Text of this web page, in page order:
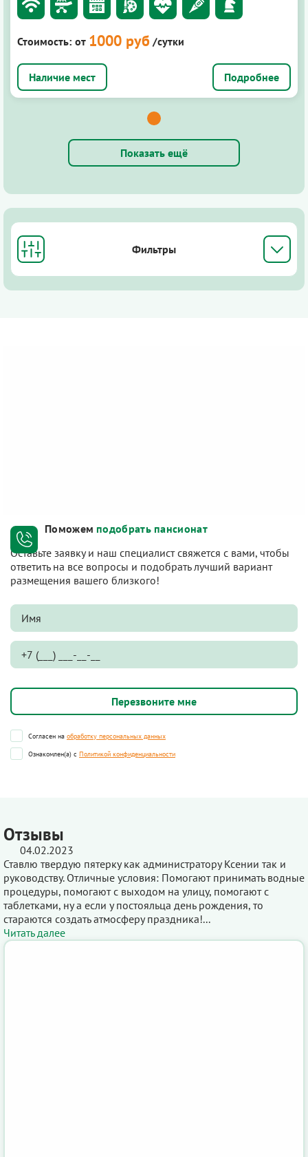
Стоимость: от 1000 руб /сутки
Подробнее
Показать ещё
Фильтры
Поможем подобрать пансионат
Оставьте заявку и наш специалист свяжется с вами, чтобы
ответить на все вопросы и подобрать лучший вариант
размещения вашего близкого!
Согласен на обработку персональных данных
Ознакомлен(а) с Политикой конфиденциальности
Отзывы
04.02.2023
Ставлю твердую пятерку как администратору Ксении так и
руководству. Отличные условия: Помогают принимать водные
процедуры, помогают с выходом на улицу, помогают с
таблетками, ну а если у постояльца день рождения, то
стараются создать атмосферу праздника!...
Читать далее